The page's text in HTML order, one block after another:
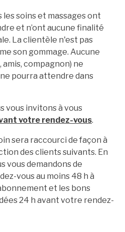
les soins et massages ont
et n’ont aucune finalité
La clientèle n'est pas
son gommage. Aucune
compagnon) ne
pourra attendre dans
vous invitons à vous
votre rendez-vous.
sera raccourci de façon à
des clients suivants. En
vous demandons de
vous au moins 48 h à
et les bons
24 h avant votre rendez-